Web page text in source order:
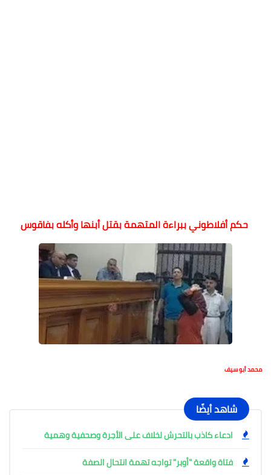
حكم أفلاطوني ببراءة المتهمة بقتل أبنها وأكله بفاقوس
محمد أبو سيف
شاهد أيضًا
ادعاء كاذب بالتحرش لخلاف على الأجرة وصحفية وهمية
فتاة واقعة "أوبر" تواجه تهمة انتحال الصفة